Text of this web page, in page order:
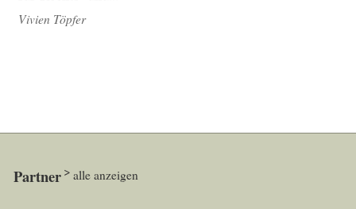
Vivien Töpfer
Partner alle anzeigen